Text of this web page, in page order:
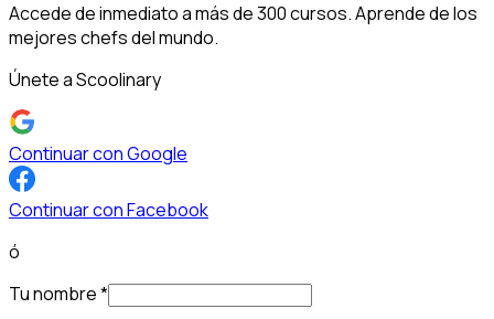
Accede de inmediato a más de 300 cursos. Aprende de los
mejores chefs del mundo.
Únete a Scoolinary
Continuar con Google
Continuar con Facebook
ó
Tu nombre*